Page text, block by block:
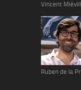
Vincent
Ruben de la